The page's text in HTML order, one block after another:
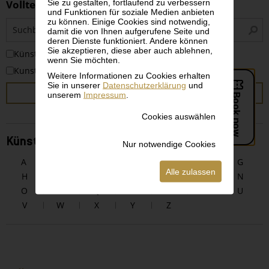
und Funktionen für soziale Medien anbieten
zu können. Einige Cookies sind notwendig,
damit die von Ihnen aufgerufene Seite und
deren Dienste funktioniert. Andere können
Sie akzeptieren, diese aber auch ablehnen,
wenn Sie möchten.
Weitere Informationen zu Cookies erhalten
Sie in unserer Datenschutzerklärung und
unserem Impressum
Cookies auswählen
Nur notwendige Cookies
Alle zulassen
Volltextsuche
KünstlerInnen
Kunstwerke
SUCHEN
KünstlerInnen alphabetisch
A E F
G
H
L M
N
O
U
V
W X Y Z